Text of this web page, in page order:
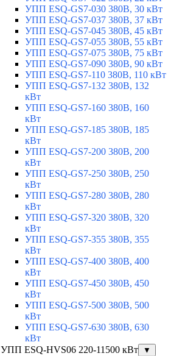
УПП ESQ-GS7-030 380В, 30 кВт
УПП ESQ-GS7-037 380В, 37 кВт
УПП ESQ-GS7-045 380В, 45 кВт
УПП ESQ-GS7-055 380В, 55 кВт
УПП ESQ-GS7-075 380В, 75 кВт
УПП ESQ-GS7-090 380В, 90 кВт
УПП ESQ-GS7-110 380В, 110 кВт
УПП ESQ-GS7-132 380В, 132
кВт
УПП ESQ-GS7-160 380В, 160
кВт
УПП ESQ-GS7-185 380В, 185
кВт
УПП ESQ-GS7-200 380В, 200
кВт
УПП ESQ-GS7-250 380В, 250
кВт
УПП ESQ-GS7-280 380В, 280
кВт
УПП ESQ-GS7-320 380В, 320
кВт
УПП ESQ-GS7-355 380В, 355
кВт
УПП ESQ-GS7-400 380В, 400
кВт
УПП ESQ-GS7-450 380В, 450
кВт
УПП ESQ-GS7-500 380В, 500
кВт
УПП ESQ-GS7-630 380В, 630
кВт
УПП ESQ-HVS06 220-11500 кВт
▼